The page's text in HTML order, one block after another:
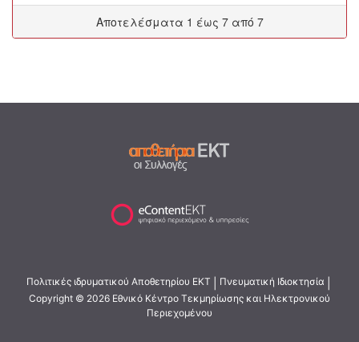
Αποτελέσματα 1 έως 7 από 7